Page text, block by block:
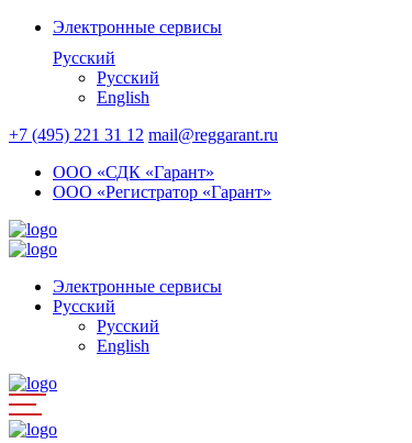
Электронные сервисы
Русский
Русский
English
+7 (495) 221 31 12 mail@reggarant.ru
ООО «СДК «Гарант»
ООО «Регистратор «Гарант»
Электронные сервисы
Русский
Русский
English